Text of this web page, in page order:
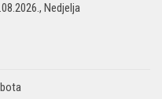
Nedjelja